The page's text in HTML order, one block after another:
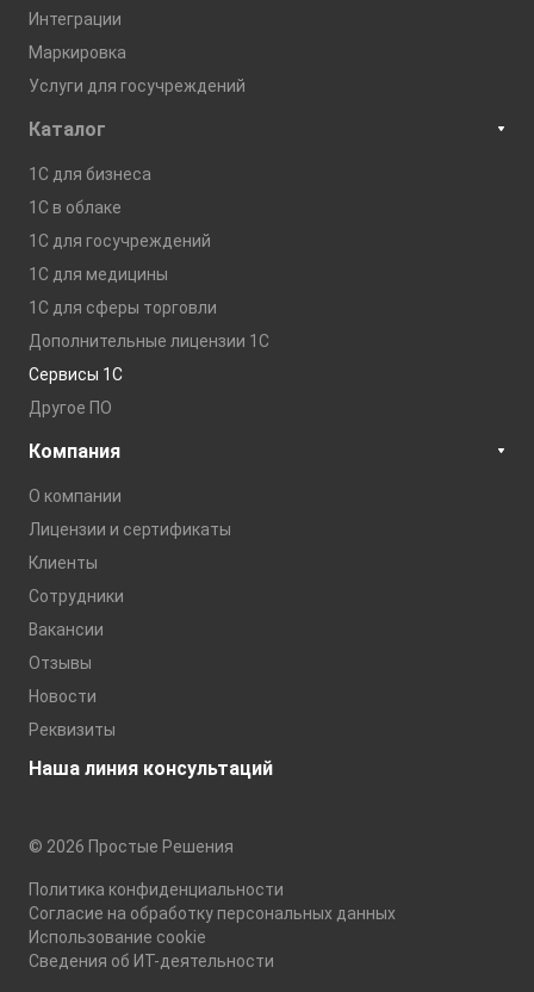
Интеграции
Маркировка
Услуги для госучреждений
Каталог
1С для бизнеса
1C в облаке
1С для госучреждений
1С для медицины
1С для сферы торговли
Дополнительные лицензии 1С
Сервисы 1С
Другое ПО
Компания
О компании
Лицензии и сертификаты
Клиенты
Сотрудники
Вакансии
Отзывы
Новости
Реквизиты
Наша линия консультаций
© 2026 Простые Решения
Политика конфиденциальности
Согласие на обработку персональных данных
Использование cookie
Сведения об ИТ-деятельности